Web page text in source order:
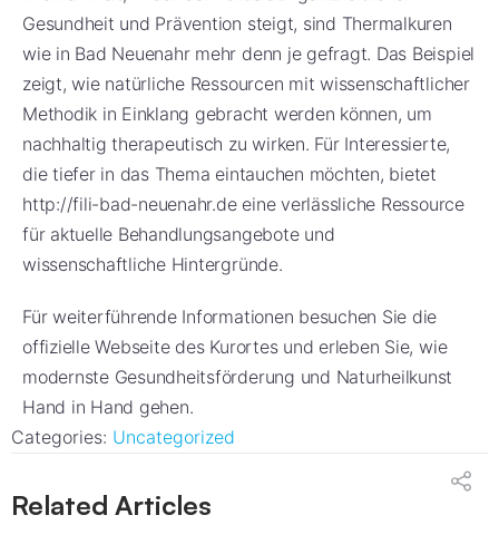
Gesundheit und Prävention steigt, sind Thermalkuren
wie in Bad Neuenahr mehr denn je gefragt. Das Beispiel
zeigt, wie natürliche Ressourcen mit wissenschaftlicher
Methodik in Einklang gebracht werden können, um
nachhaltig therapeutisch zu wirken. Für Interessierte,
die tiefer in das Thema eintauchen möchten, bietet
http://fili-bad-neuenahr.de eine verlässliche Ressource
für aktuelle Behandlungsangebote und
wissenschaftliche Hintergründe.
Für weiterführende Informationen besuchen Sie die
offizielle Webseite des Kurortes und erleben Sie, wie
modernste Gesundheitsförderung und Naturheilkunst
Hand in Hand gehen.
Categories: Uncategorized
Related Articles